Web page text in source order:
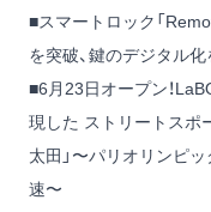
■スマートロック「
を突破、鍵のデジタル
■6月23日オープン！
現した ストリートスポ
太田」〜パリオリンピ
速〜